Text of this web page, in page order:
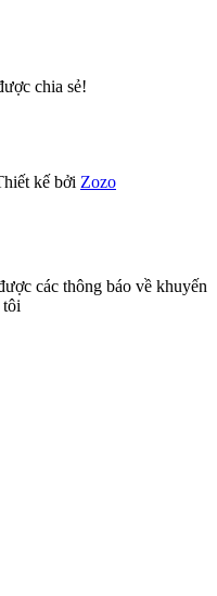
chia sẻ!
kế bởi Zozo
các thông báo về khuyến
tôi